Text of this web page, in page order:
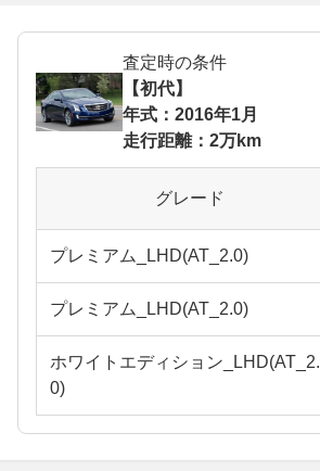
査定時の条件
【初代】
年式：2016年1月
走行距離：2万km
グレード
プレミアム_LHD(AT_2.0)
プレミアム_LHD(AT_2.0)
ホワイトエディション_LHD(AT_2.
0)